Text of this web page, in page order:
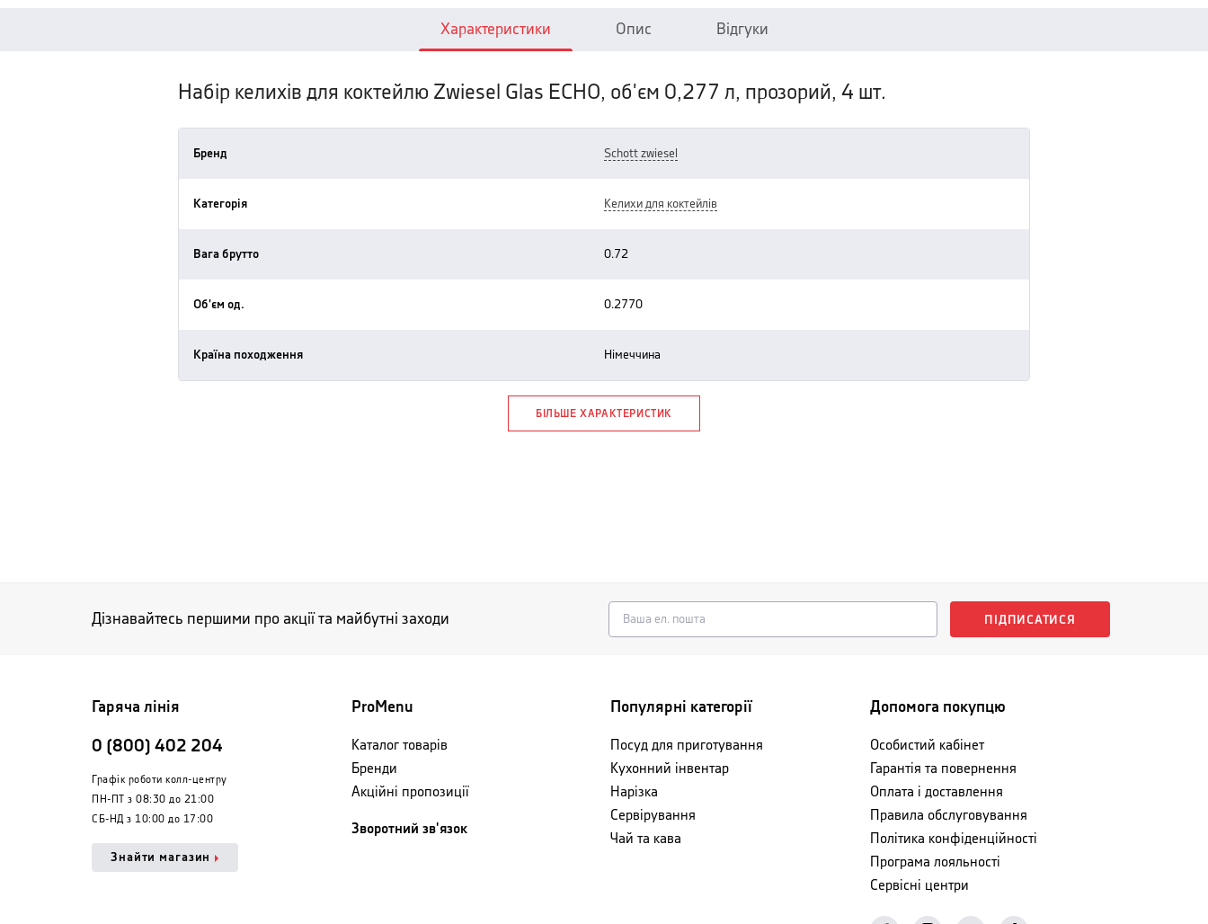
Характеристики Опис Відгуки
Набір келихів для коктейлю Zwiesel Glas ECHO, об'єм 0,277 л, прозорий, 4 шт.
Бренд schott zwiesel
Категорія келихи для коктейлів
Вага брутто 0.72
Об'єм од. 0.2770
Країна походження німеччина
БІЛЬШЕ ХАРАКТЕРИСТИК
Дізнавайтесь першими про акції та майбутні заходи ПІДПИСАТИСЯ
Гаряча лінія
0 (800) 402 204
Графік роботи колл-центру
ПН-ПТ з 08:30 до 21:00
СБ-НД з 10:00 до 17:00
Знайти магазин
ProMenu
Каталог товарів
Бренди
Акційні пропозиції
Зворотний зв'язок
Популярні категорії
Посуд для приготування
Кухонний інвентар
Нарізка
Сервірування
Чай та кава
Допомога покупцю
Особистий кабінет
Гарантія та повернення
Оплата і доставлення
Правила обслуговування
Політика конфіденційності
Програма лояльності
Сервісні центри